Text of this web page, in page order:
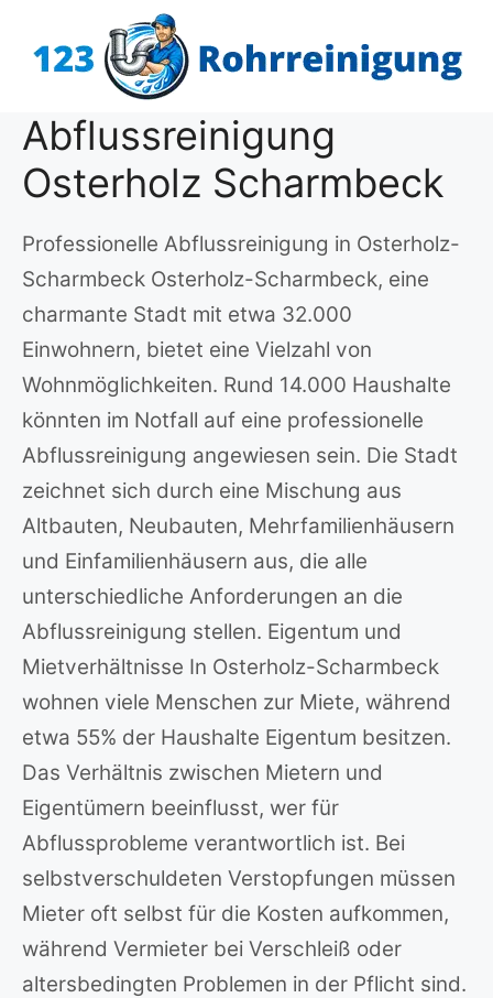
Inhalt
Abflussreinigung
Osterholz Scharmbeck
Professionelle Abflussreinigung in Osterholz-
Scharmbeck Osterholz-Scharmbeck, eine
charmante Stadt mit etwa 32.000
Einwohnern, bietet eine Vielzahl von
Wohnmöglichkeiten. Rund 14.000 Haushalte
könnten im Notfall auf eine professionelle
Abflussreinigung angewiesen sein. Die Stadt
zeichnet sich durch eine Mischung aus
Altbauten, Neubauten, Mehrfamilienhäusern
und Einfamilienhäusern aus, die alle
unterschiedliche Anforderungen an die
Abflussreinigung stellen. Eigentum und
Mietverhältnisse In Osterholz-Scharmbeck
wohnen viele Menschen zur Miete, während
etwa 55% der Haushalte Eigentum besitzen.
Das Verhältnis zwischen Mietern und
Eigentümern beeinflusst, wer für
Abflussprobleme verantwortlich ist. Bei
selbstverschuldeten Verstopfungen müssen
Mieter oft selbst für die Kosten aufkommen,
während Vermieter bei Verschleiß oder
altersbedingten Problemen in der Pflicht sind.